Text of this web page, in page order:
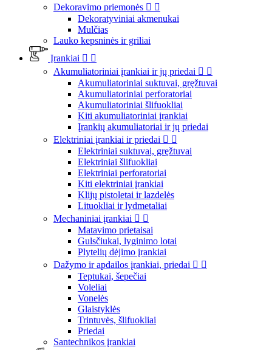
Dekoravimo priemonės  
Dekoratyviniai akmenukai
Mulčias
Lauko kepsninės ir griliai
Įrankiai  
Akumuliatoriniai įrankiai ir jų priedai  
Akumuliatoriniai suktuvai, gręžtuvai
Akumuliatoriniai perforatoriai
Akumuliatoriniai šlifuokliai
Kiti akumuliatoriniai įrankiai
Įrankių akumuliatoriai ir jų priedai
Elektriniai įrankiai ir priedai  
Elektriniai suktuvai, gręžtuvai
Elektriniai šlifuokliai
Elektriniai perforatoriai
Kiti elektriniai įrankiai
Klijų pistoletai ir lazdelės
Lituokliai ir lydmetaliai
Mechaniniai įrankiai  
Matavimo prietaisai
Gulsčiukai, lyginimo lotai
Plytelių dėjimo įrankiai
Dažymo ir apdailos įrankiai, priedai  
Teptukai, šepečiai
Voleliai
Vonelės
Glaistyklės
Trintuvės, šlifuokliai
Priedai
Santechnikos įrankiai